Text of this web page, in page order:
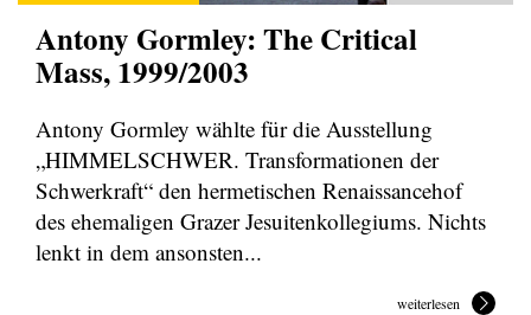
Antony Gormley: The Critical
Mass, 1999/2003
Antony Gormley wählte für die Ausstellung
„HIMMELSCHWER. Transformationen der
Schwerkraft“ den hermetischen Renaissancehof
des ehemaligen Grazer Jesuitenkollegiums. Nichts
lenkt in dem ansonsten...
weiterlesen